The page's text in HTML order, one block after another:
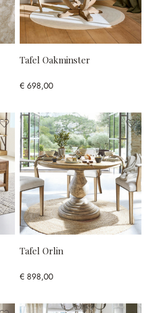
Tafel Oakminster
€ 698,00
Tafel Orlin
€ 898,00